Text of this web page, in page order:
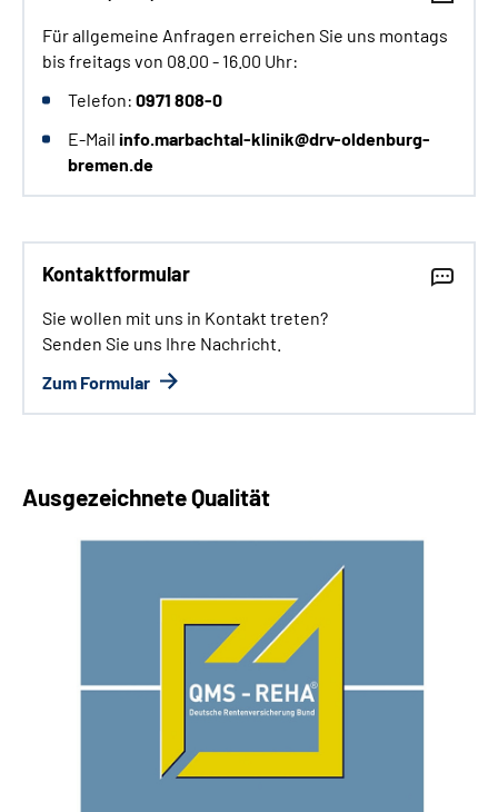
Für allgemeine Anfragen erreichen Sie uns montags
bis freitags von 08.00 - 16.00 Uhr:
Telefon: 0971 808-0
E-Mail info.marbachtal-klinik@drv-oldenburg-
bremen.de
Kontaktformular
Sie wollen mit uns in Kontakt treten?
Senden Sie uns Ihre Nachricht.
Zum Formular
Ausgezeichnete Qualität